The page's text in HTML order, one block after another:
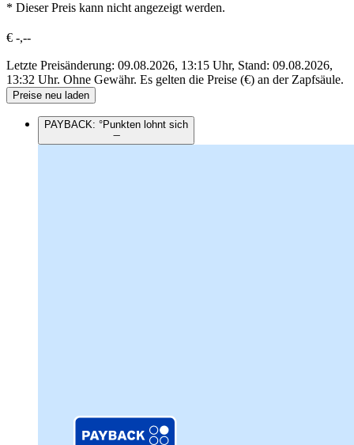
* Dieser Preis kann nicht angezeigt werden.
€ -,--
Letzte Preisänderung: 09.08.2026, 13:15 Uhr, Stand: 09.08.2026,
13:32 Uhr. Ohne Gewähr. Es gelten die Preise (€) an der Zapfsäule.
Preise neu laden
PAYBACK: °Punkten lohnt sich